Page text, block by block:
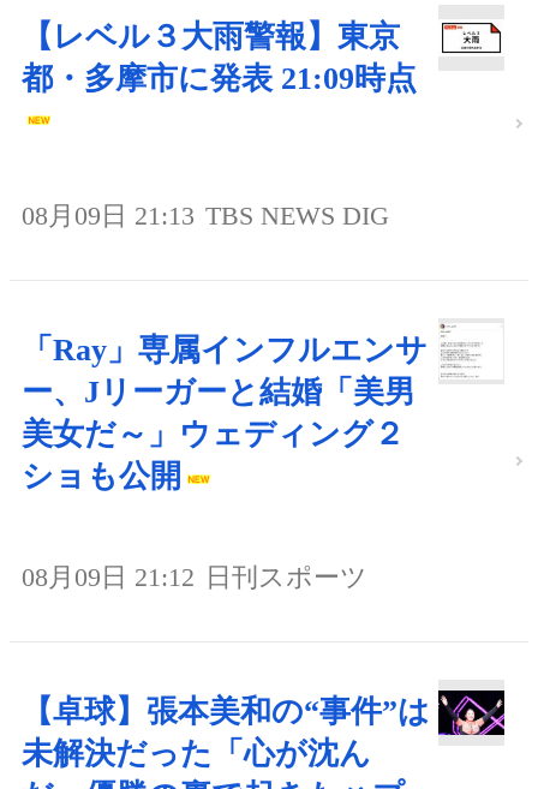
【レベル３大雨警報】東京
都・多摩市に発表 21:09時点
08月09日 21:13 TBS NEWS DIG
「Ray」専属インフルエンサ
ー、Jリーガーと結婚「美男
美女だ～」ウェディング２
ショも公開
08月09日 21:12 日刊スポーツ
【卓球】張本美和の“事件”は
未解決だった「心が沈ん